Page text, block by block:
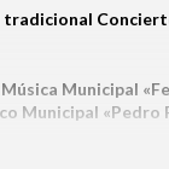
tradicional
Municipal
Municipal «Pedro